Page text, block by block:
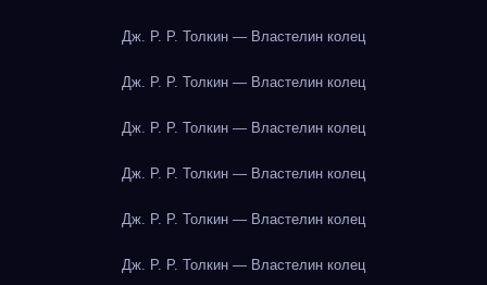
Дж. Р. Р. Толкин — Властелин колец
Дж. Р. Р. Толкин — Властелин колец
Дж. Р. Р. Толкин — Властелин колец
Дж. Р. Р. Толкин — Властелин колец
Дж. Р. Р. Толкин — Властелин колец
Дж. Р. Р. Толкин — Властелин колец